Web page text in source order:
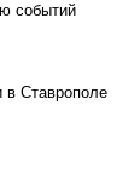
событий
в Ставрополе